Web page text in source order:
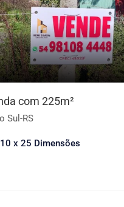
com 225m²
Sul-RS
10 x 25 Dimensões